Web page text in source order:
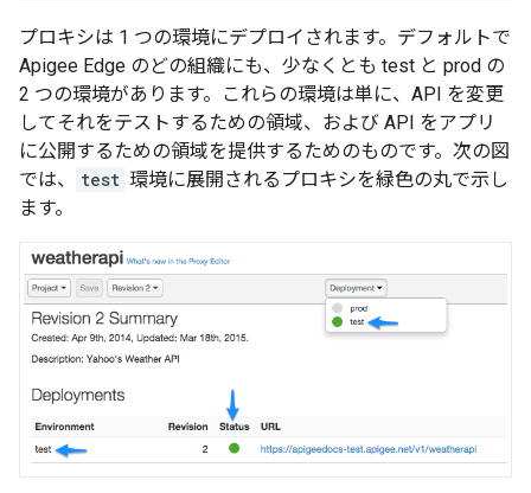
プロキシは 1 つの環境にデプロイされます。デフォルトで
Apigee Edge のどの組織にも、少なくとも test と prod の
2 つの環境があります。これらの環境は単に、API を変更
してそれをテストするための領域、および API をアプリ
に公開するための領域を提供するためのものです。次の図
では、
test 環境に展開されるプロキシを緑色の丸で示し
ます。